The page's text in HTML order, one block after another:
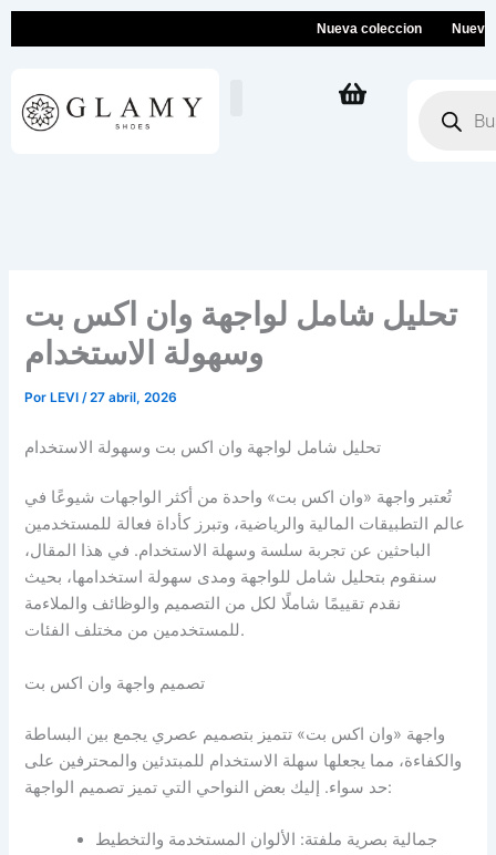
Nueva coleccion Nueva
productos
تحليل شامل لواجهة وان اكس بت
وسهولة الاستخدام
Por LEVI/27 abril, 2026
تحليل شامل لواجهة وان اكس بت وسهولة الاستخدام
تُعتبر واجهة «وان اكس بت» واحدة من أكثر الواجهات شيوعًا في
عالم التطبيقات المالية والرياضية، وتبرز كأداة فعالة للمستخدمين
الباحثين عن تجربة سلسة وسهلة الاستخدام. في هذا المقال،
سنقوم بتحليل شامل للواجهة ومدى سهولة استخدامها، بحيث
نقدم تقييمًا شاملًا لكل من التصميم والوظائف والملاءمة
للمستخدمين من مختلف الفئات.
تصميم واجهة وان اكس بت
واجهة «وان اكس بت» تتميز بتصميم عصري يجمع بين البساطة
والكفاءة، مما يجعلها سهلة الاستخدام للمبتدئين والمحترفين على
حد سواء. إليك بعض النواحي التي تميز تصميم الواجهة:
جمالية بصرية ملفتة: الألوان المستخدمة والتخطيط